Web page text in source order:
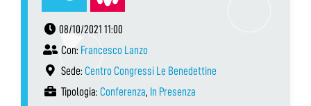
08/10/2021 11:00
Con: Francesco Lanzo
Sede: Centro Congressi Le Benedettine
Tipologia: Conferenza, In Presenza